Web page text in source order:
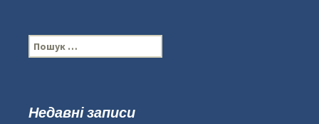
#PipIvanToday
П
о
:Недавні записи